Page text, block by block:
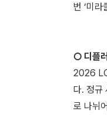
번 ‘미
○ 디플
2026
다. 정규
로 나뉘